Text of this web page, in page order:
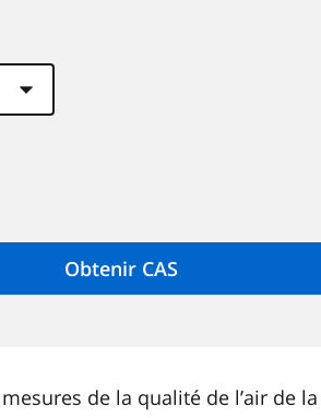
mesures de la qualité de l’air de la